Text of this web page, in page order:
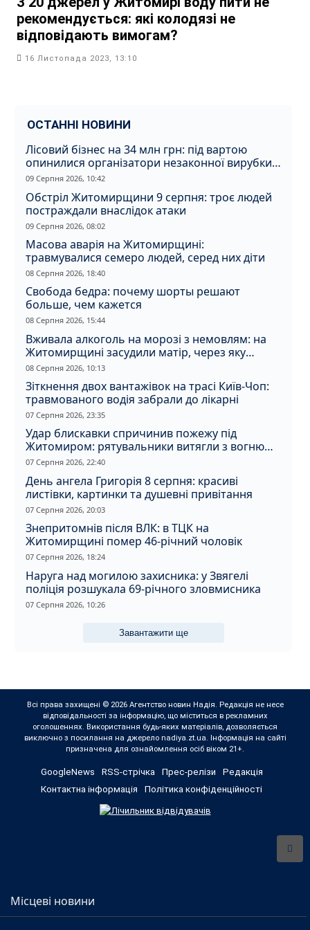
рекомендується: які колодязі не
відповідають вимогам?
16 Листопада 2023, 13:10
ОСТАННІ НОВИНИ
Лісовий бізнес на 34 млн грн: під вартою
опинилися організатори незаконної вирубки
на Житомирщині
09 Серпня 2026, 10:42
Обстріл Житомирщини 9 серпня: троє людей
постраждали внаслідок атаки
09 Серпня 2026, 08:02
Масова аварія на Житомирщині:
травмувалися семеро людей, серед них діти
08 Серпня 2026, 18:40
Свобода бедра: почему шорты решают
больше, чем кажется
08 Серпня 2026, 15:44
Вживала алкоголь на морозі з немовлям: на
Житомирщині засудили матір, через яку
дитина отримала обмороження
08 Серпня 2026, 10:13
Зіткнення двох вантажівок на трасі Київ-Чоп:
травмованого водія забрали до лікарні
07 Серпня 2026, 23:35
Удар блискавки спричинив пожежу під
Житомиром: рятувальники витягли з вогню
кота
07 Серпня 2026, 22:40
День ангела Григорія 8 серпня: красиві
листівки, картинки та душевні привітання
07 Серпня 2026, 20:03
Знепритомнів після ВЛК: в ТЦК на
Житомирщині помер 46-річний чоловік
07 Серпня 2026, 18:24
Наруга над могилою захисника: у Звягелі
поліція розшукала 69-річного зловмисника
07 Серпня 2026, 10:26
Завантажити ще
Всі права захищені © 2026 Агентство новин Надія. Редакція не несе
відповідальності за інформацію, що міститься в рекламних
оголошеннях. Використання будь-яких матеріалів, дозволяється
виключно з посилання на джерело nadiya.zt.ua. Інформація на сайті
призначена для ознайомлення осіб віком 21+.
GoogleNews RSS-стрічка Прес-релізи
Редакція
Контактна інформація
Політика конфіденційності
Місцеві новини